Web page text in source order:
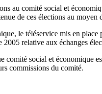
au comité social et
de ces élections au
le téléservice mis en
relative aux échanges
comité social et économique
commissions du comité.